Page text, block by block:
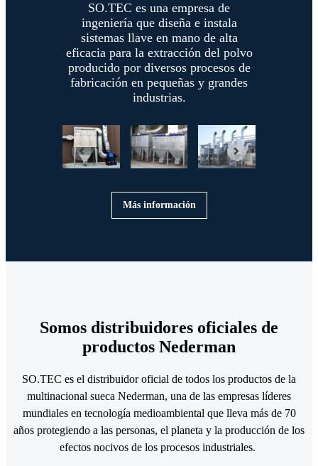
SO.TEC es una empresa de
ingeniería que diseña e instala
sistemas llave en mano de alta
eficacia para la extracción del polvo
producido por diversos procesos de
fabricación en pequeñas y grandes
industrias.
Más información
Somos distribuidores oficiales de
productos Nederman
SO.TEC es el distribuidor oficial de todos los productos de la
multinacional sueca Nederman, una de las empresas líderes
mundiales en tecnología medioambiental que lleva más de 70
años protegiendo a las personas, el planeta y la producción de los
efectos nocivos de los procesos industriales.